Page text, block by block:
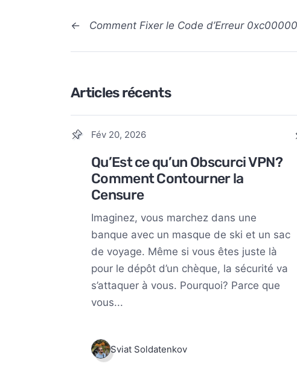
← Comment Fixer le Code d’Erreur
Articles récents
Fév 20, 2026
Qu’Est ce qu’un Obscurci VPN?
Comment Contourner la
Censure
Imaginez, vous marchez dans une
banque avec un masque de ski et un sac
de voyage. Même si vous êtes juste là
pour le dépôt d’un chèque, la sécurité va
s’attaquer à vous. Pourquoi? Parce que
vous...
Sviat Soldatenkov